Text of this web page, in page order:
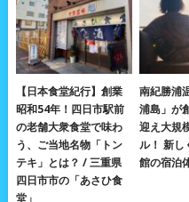
【日本食堂紀行】創業
昭和54年！四日市駅前
の老舗大衆食堂で味わ
う、ご当地名物「トン
テキ」とは？ / 三重県
四日市市の「あさひ食
堂」
南紀勝浦
浦島」が
迎え大規
ル！ 新し
館の宿泊